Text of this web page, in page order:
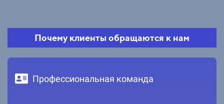
Почему клиенты обращаются к нам
Профессиональная команда